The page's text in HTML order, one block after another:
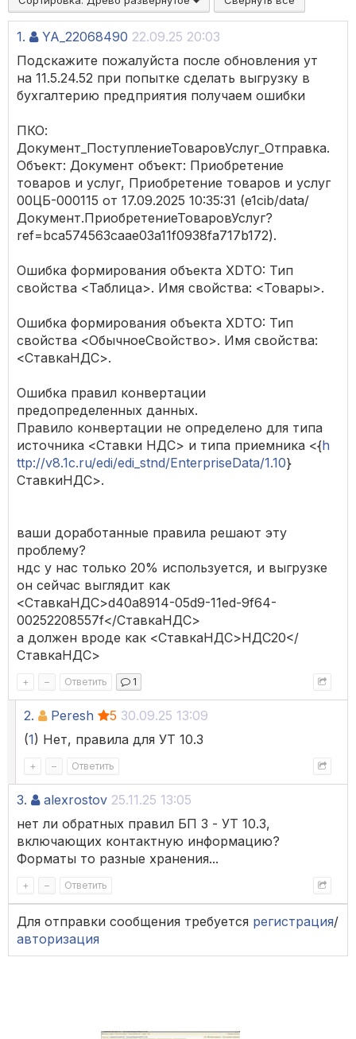
1. YA_22068490 22.09.25 20:03
Подскажите пожалуйста после обновления ут
на 11.5.24.52 при попытке сделать выгрузку в
бухгалтерию предприятия получаем ошибки
ПКО:
Документ_ПоступлениеТоваровУслуг_Отправка.
Объект: Документ объект: Приобретение
товаров и услуг, Приобретение товаров и услуг
00ЦБ-000115 от 17.09.2025 10:35:31 (e1cib/data/
Документ.ПриобретениеТоваровУслуг?
ref=bca574563caae03a11f0938fa717b172).
Ошибка формирования объекта XDTO: Тип
свойства <Таблица>. Имя свойства: <Товары>.
Ошибка формирования объекта XDTO: Тип
свойства <ОбычноеСвойство>. Имя свойства:
<СтавкаНДС>.
Ошибка правил конвертации
предопределенных данных.
Правило конвертации не определено для типа
источника <Ставки НДС> и типа приемника <{h
ttp://v8.1c.ru/edi/edi_stnd/EnterpriseData/1.10}
СтавкиНДС>.
ваши доработанные правила решают эту
проблему?
ндс у нас только 20% используется, и выгрузке
он сейчас выглядит как
<СтавкаНДС>d40a8914-05d9-11ed-9f64-
00252208557f</СтавкаНДС>
а должен вроде как <СтавкаНДС>НДС20</
СтавкаНДС>
+ – Ответить 1
2. Peresh 5 30.09.25 13:09
(1) Нет, правила для УТ 10.3
+ – Ответить
3. alexrostov 25.11.25 13:05
нет ли обратных правил БП 3 - УТ 10.3,
включающих контактную информацию?
Форматы то разные хранения...
+ – Ответить
Для отправки сообщения требуется регистрация/
авторизация